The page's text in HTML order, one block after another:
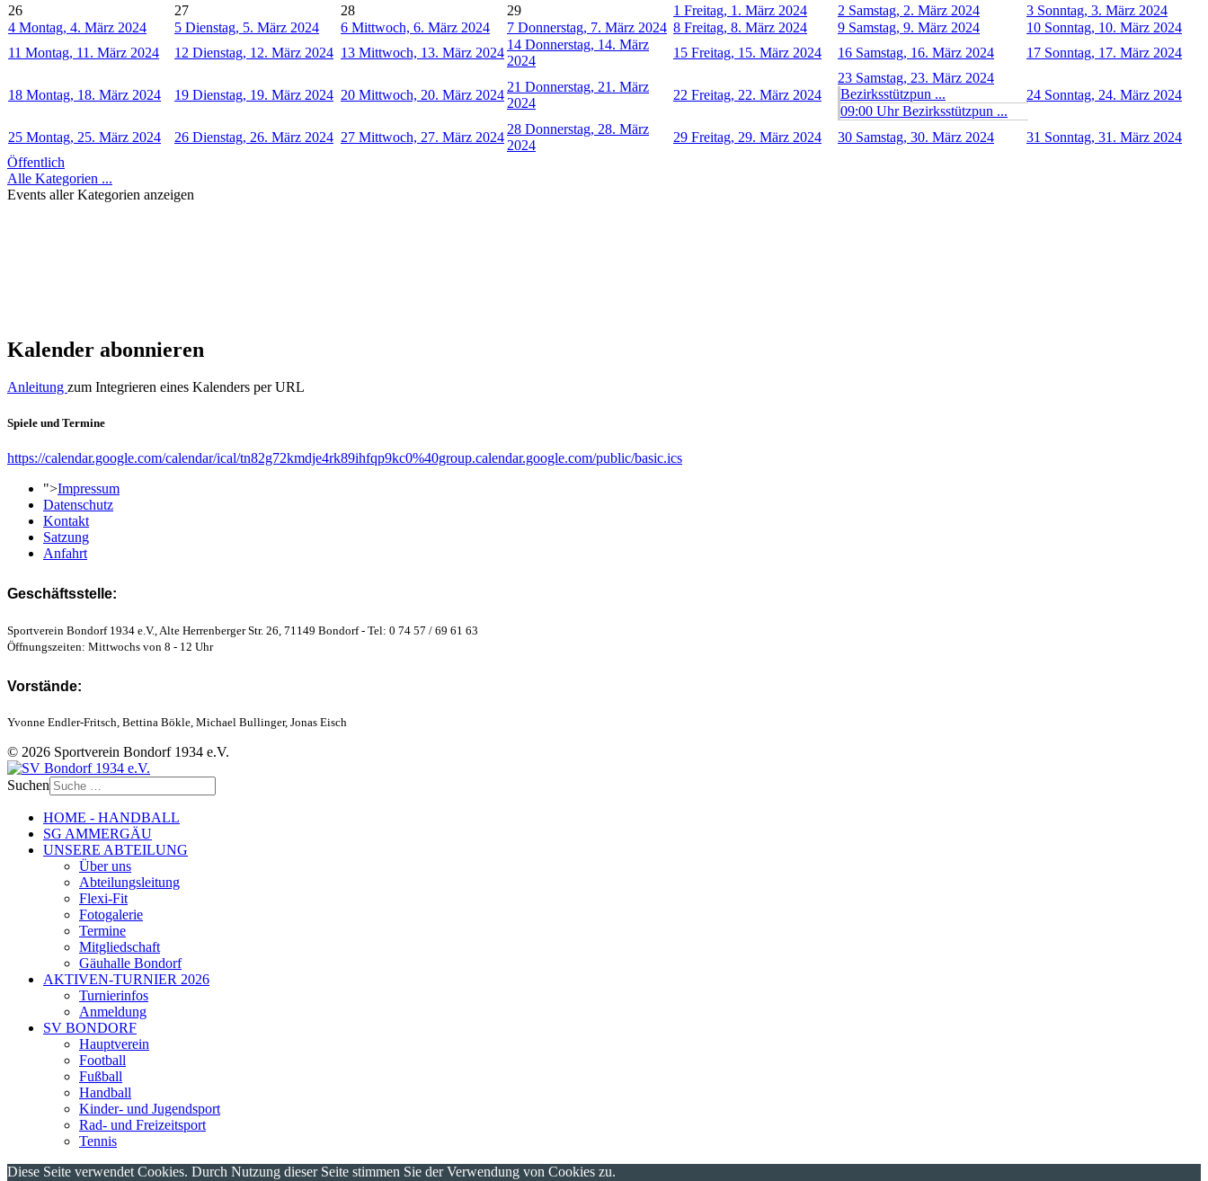
26
27 28 29 1 Freitag, 1. März 2024 2 Samstag, 2. März 2024 3 Sonntag, 3. März 2024
4 Montag, 4. März 2024 5 Dienstag, 5. März 2024 6 Mittwoch, 6. März 2024 7 Donnerstag, 7. März 2024 8 Freitag, 8. März 2024 9 Samstag, 9. März 2024 10 Sonntag, 10. März 2024
11 Montag, 11. März 2024 12 Dienstag, 12. März 2024 13 Mittwoch, 13. März 2024
14 Donnerstag, 14. März
2024
15 Freitag, 15. März 2024 16 Samstag, 16. März 2024 17 Sonntag, 17. März 2024
18 Montag, 18. März 2024 19 Dienstag, 19. März 2024 20 Mittwoch, 20. März 2024
21 Donnerstag, 21. März
2024
22 Freitag, 22. März 2024
23 Samstag, 23. März 2024
Bezirksstützpun ...
09:00 Uhr Bezirksstützpun ...
24 Sonntag, 24. März 2024
25 Montag, 25. März 2024 26 Dienstag, 26. März 2024 27 Mittwoch, 27. März 2024
28 Donnerstag, 28. März
2024
29 Freitag, 29. März 2024 30 Samstag, 30. März 2024 31 Sonntag, 31. März 2024
Öffentlich
Alle Kategorien ...
Events aller Kategorien anzeigen
Kalender abonnieren
Anleitung zum Integrieren eines Kalenders per URL
Spiele und Termine
https://calendar.google.com/calendar/ical/tn82g72kmdje4rk89ihfqp9kc0%40group.calendar.google.com/public/basic.ics
">Impressum
Datenschutz
Kontakt
Satzung
Anfahrt
Geschäftsstelle:
Sportverein Bondorf 1934 e.V., Alte Herrenberger Str. 26, 71149 Bondorf - Tel: 0 74 57 / 69 61 63
Öffnungszeiten: Mittwochs von 8 - 12 Uhr
Vorstände:
Yvonne Endler-Fritsch, Bettina Bökle, Michael Bullinger, Jonas Eisch
© 2026 Sportverein Bondorf 1934 e.V.
Suchen
HOME - HANDBALL
SG AMMERGÄU
UNSERE ABTEILUNG
Über uns
Abteilungsleitung
Flexi-Fit
Fotogalerie
Termine
Mitgliedschaft
Gäuhalle Bondorf
AKTIVEN-TURNIER 2026
Turnierinfos
Anmeldung
SV BONDORF
Hauptverein
Football
Fußball
Handball
Kinder- und Jugendsport
Rad- und Freizeitsport
Tennis
Diese Seite verwendet Cookies. Durch Nutzung dieser Seite stimmen Sie der Verwendung von Cookies zu.